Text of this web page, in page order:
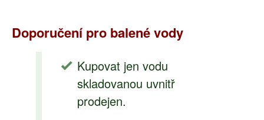
Doporučení pro balené vody
Kupovat jen vodu
skladovanou uvnitř
prodejen.